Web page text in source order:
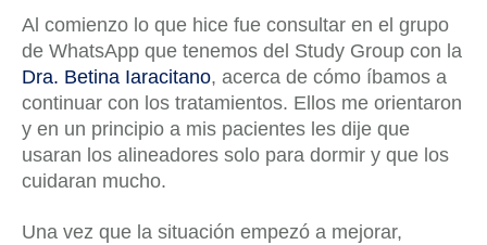
Al comienzo lo que hice fue consultar en el grupo
de WhatsApp que tenemos del Study Group con la
Dra. Betina Iaracitano, acerca de cómo íbamos a
continuar con los tratamientos. Ellos me orientaron
y en un principio a mis pacientes les dije que
usaran los alineadores solo para dormir y que los
cuidaran mucho.
Una vez que la situación empezó a mejorar,